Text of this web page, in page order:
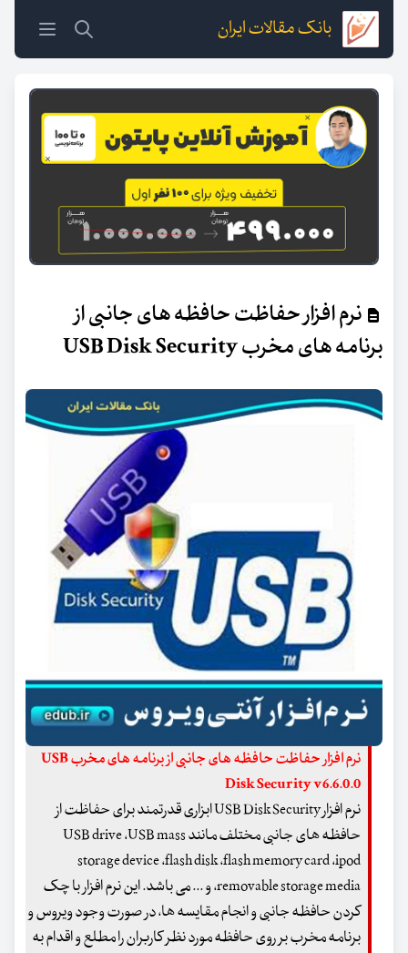
بانک مقالات ایران
نرم افزار حفاظت حافظه های جانبی از
برنامه های مخرب USB Disk Security
نرم افزار حفاظت حافظه های جانبی از برنامه های مخرب USB
Disk Security v6.6.0.0
نرم افزار USB Disk Security ابزاری قدرتمند برای حفاظت از
حافظه های جانبی مختلف مانند USB drive ،USB mass
storage device ،flash disk ،flash memory card ،ipod
،removable storage media و ... می باشد. این نرم افزار با چک
کردن حافظه جانبی و انجام مقایسه ها، در صورت وجود ویروس و
برنامه مخرب بر روی حافظه مورد نظر کاربران را مطلع و اقدام به